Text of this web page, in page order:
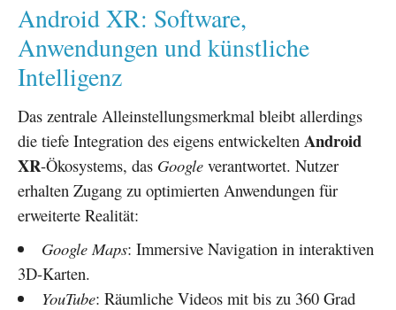
Android XR: Software,
Anwendungen und künstliche
Intelligenz
Das zentrale Alleinstellungsmerkmal bleibt allerdings
die tiefe Integration des eigens entwickelten Android
XR-Ökosystems, das Google verantwortet. Nutzer
erhalten Zugang zu optimierten Anwendungen für
erweiterte Realität:
Google Maps: Immersive Navigation in interaktiven
3D-Karten.
YouTube: Räumliche Videos mit bis zu 360 Grad